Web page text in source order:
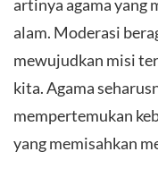
artinya agama yang
alam. Moderasi
mewujudkan misi
kita. Agama
mempertemukan
yang memisahkan